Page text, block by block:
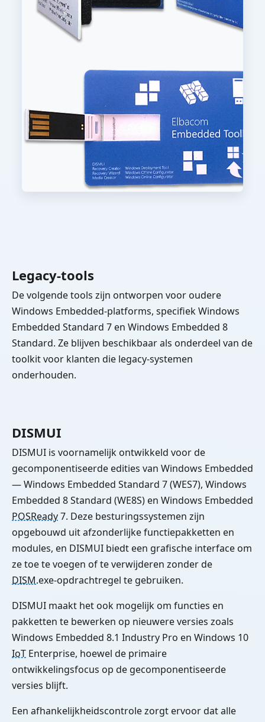
Legacy-tools
De volgende tools zijn ontworpen voor oudere
Windows Embedded-platforms, specifiek Windows
Embedded Standard 7 en Windows Embedded 8
Standard. Ze blijven beschikbaar als onderdeel van de
toolkit voor klanten die legacy-systemen
onderhouden.
DISMUI
DISMUI is voornamelijk ontwikkeld voor de
gecomponentiseerde edities van Windows Embedded
— Windows Embedded Standard 7 (WES7), Windows
Embedded 8 Standard (WE8S) en Windows Embedded
POSReady7. Deze besturingssystemen zijn
opgebouwd uit afzonderlijke functiepakketten en
modules, en DISMUI biedt een grafische interface om
ze toe te voegen of te verwijderen zonder de
DISM.exe-opdrachtregel te gebruiken.
DISMUI maakt het ook mogelijk om functies en
pakketten te bewerken op nieuwere versies zoals
Windows Embedded 8.1 Industry Pro en Windows 10
IoT Enterprise, hoewel de primaire
ontwikkelingsfocus op de gecomponentiseerde
versies blijft.
Een afhankelijkheidscontrole zorgt ervoor dat alle